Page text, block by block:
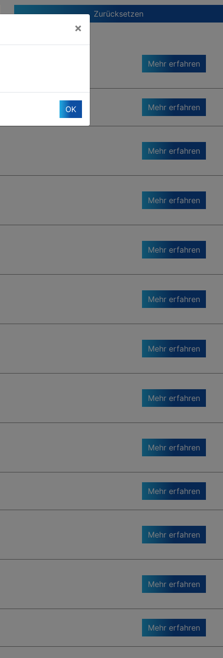
Zurücksetzen
Mehr erfahren
Mehr erfahren
Mehr erfahren
Mehr erfahren
Mehr erfahren
Mehr erfahren
Mehr erfahren
Mehr erfahren
Mehr erfahren
Mehr erfahren
Mehr erfahren
Mehr erfahren
Mehr erfahren
×
OK